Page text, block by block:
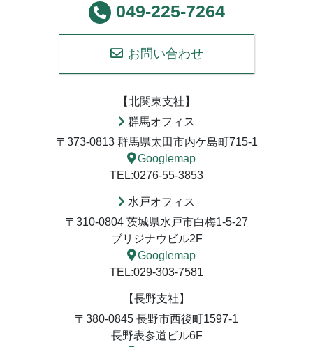
049-225-7264
お問い合わせ
【北関東支社】
群馬オフィス
〒373-0813 群馬県太田市内ケ島町715-1
Googlemap
TEL:0276-55-3853
水戸オフィス
〒310-0804 茨城県水戸市白梅1-5-27
ブリジナウビル2F
Googlemap
TEL:029-303-7581
【長野支社】
〒380-0845 長野市西後町1597-1
長野表参道ビル6F